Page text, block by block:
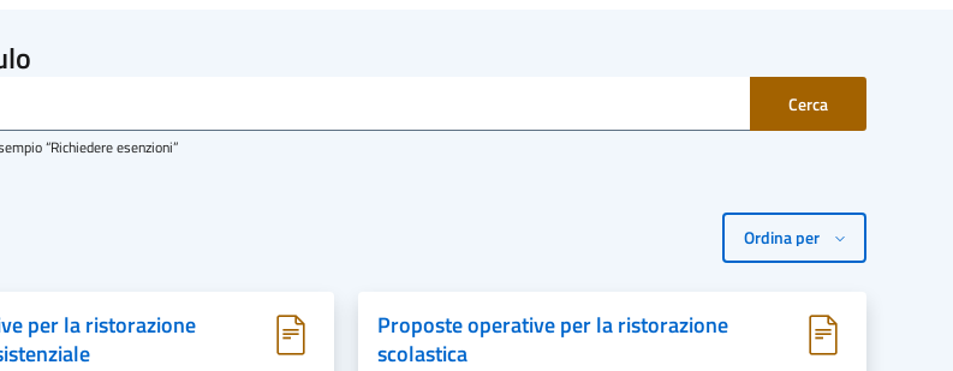
“Richiedere esenzioni”
per la ristorazione
Proposte operative per la ristorazione
scolastica